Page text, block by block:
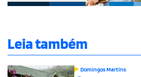
Leia também
Domingos Martins